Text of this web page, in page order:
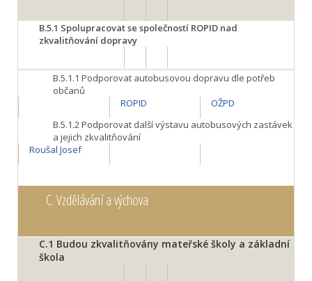
B.5.1 Spolupracovat se společností ROPID nad
zkvalitňování dopravy
B.5.1.1 Podporovat autobusovou dopravu dle potřeb
občanů
ROPID
OŽPD
B.5.1.2Podporovat další výstavu autobusových zastávek
a jejich zkvalitňování
Roušal Josef
C.Vzdělávání a výchova
C.1 Budou zkvalitňovány mateřské školy a základní
škola